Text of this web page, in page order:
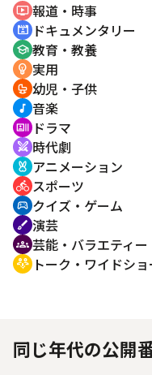
ondemand_video 報道・時事
cinematic_blur ドキュメンタリー
school 教育・教養
emoji_objects 実用
crib 幼児・子供
music_note 音楽
recent_actors ドラマ
swords 時代劇
cruelty_free アニメーション
directions_bike スポーツ
sports_esports クイズ・ゲーム
brush 演芸
groups 芸能・バラエティー
adaptive_audio_mic トーク・ワイドショ
同じ年代の公開